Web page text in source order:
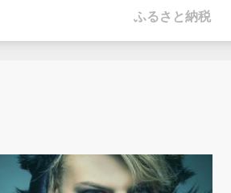
ふるさと納税